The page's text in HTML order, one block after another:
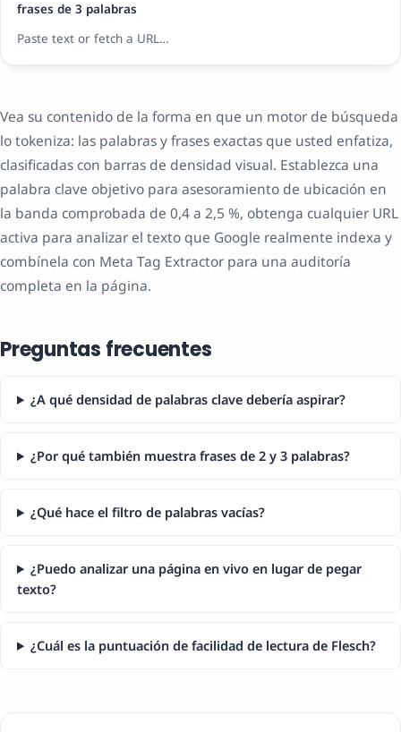
frases de 3 palabras
Paste text or fetch a URL…
Vea su contenido de la forma en que un motor de búsqueda
lo tokeniza: las palabras y frases exactas que usted enfatiza,
clasificadas con barras de densidad visual. Establezca una
palabra clave objetivo para asesoramiento de ubicación en
la banda comprobada de 0,4 a 2,5 %, obtenga cualquier URL
activa para analizar el texto que Google realmente indexa y
combínela con Meta Tag Extractor para una auditoría
completa en la página.
Preguntas frecuentes
¿A qué densidad de palabras clave debería aspirar?
¿Por qué también muestra frases de 2 y 3 palabras?
¿Qué hace el filtro de palabras vacías?
¿Puedo analizar una página en vivo en lugar de pegar
texto?
¿Cuál es la puntuación de facilidad de lectura de Flesch?